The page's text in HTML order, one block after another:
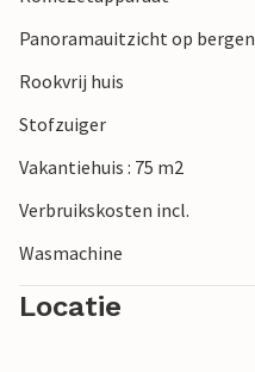
Panoramauitzicht op bergen
Rookvrij huis
Stofzuiger
Vakantiehuis : 75 m2
Verbruikskosten incl.
Wasmachine
Locatie